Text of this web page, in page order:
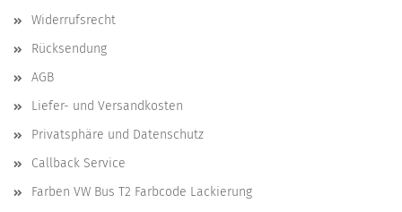
Widerrufsrecht
Rücksendung
AGB
Liefer- und Versandkosten
Privatsphäre und Datenschutz
Callback Service
Farben VW Bus T2 Farbcode Lackierung